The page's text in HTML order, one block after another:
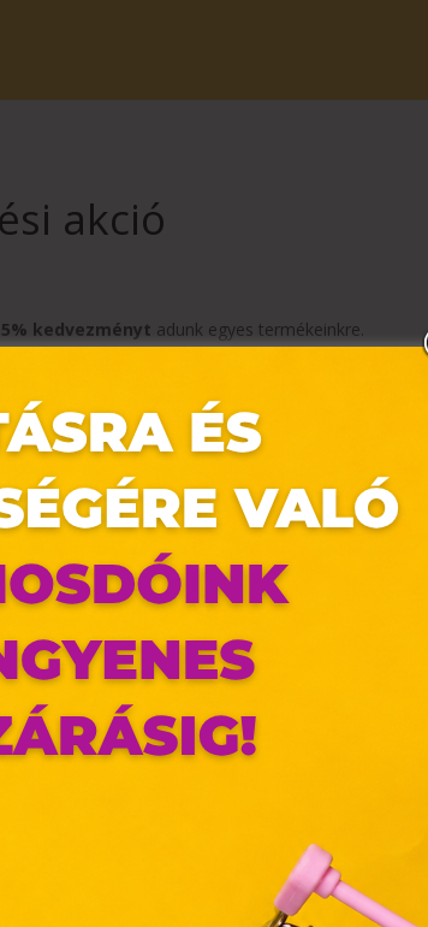
akció
kedvezményt adunk egyes termékeinkre.
Ezek olyan
Ehhez az Ön